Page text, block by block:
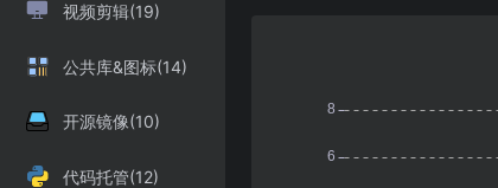
视频剪辑(19)
公共库&图标(14)
开源镜像(10)
代码托管(12)